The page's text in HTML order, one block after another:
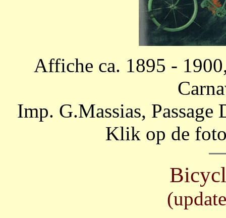
Affiche ca. 1895 -
Imp. G.Massias,
Klik op de